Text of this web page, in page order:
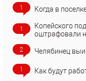
1 Когда в
1
Копейского
оштрафовали
2 Челябинец
1 Как будут